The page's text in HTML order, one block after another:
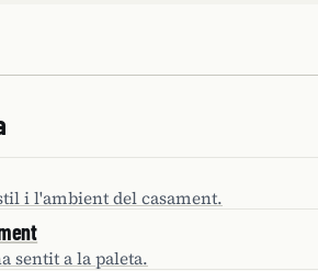
i l'ambient del casament.
sentit a la paleta.